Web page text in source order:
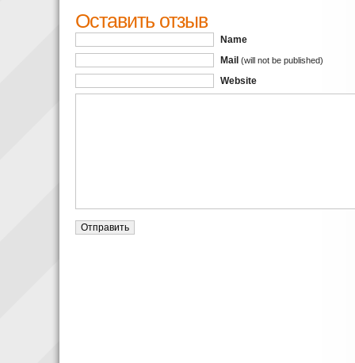
Оставить отзыв
Name
Mail (will not be published)
Website